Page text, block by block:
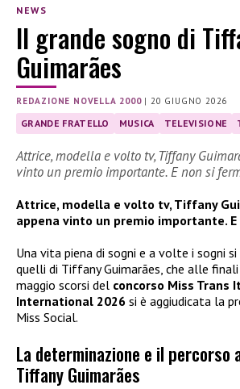
NEWS
Il grande sogno di
Guimarães
REDAZIONE NOVELLA 2000|20 GIUGNO 2026
GRANDE FRATELLO MUSICA TELEVISIONE
Attrice, modella e volto tv, Tiffany
vinto un premio importante. E non si
Attrice, modella e volto tv, Tiffany
appena vinto un premio importante.
Una vita piena di sogni e a volte i sogni si
quelli di Tiffany Guimarães, che alle
maggio scorsi del concorso Miss Trans
International 2026 si è aggiudicata la
Miss Social.
La determinazione e il
Tiffany Guimarães